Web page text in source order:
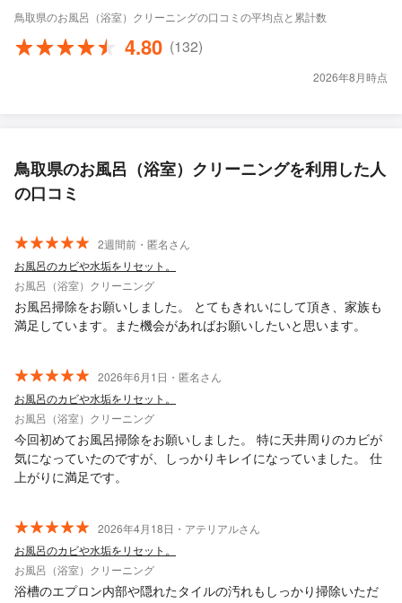
鳥取県のお風呂（浴室）クリーニングの口コミの平均点と累計数
4.80 (132)
2026年8月時点
鳥取県のお風呂（浴室）クリーニングを利用した人
の口コミ
2週間前・匿名さん
お風呂のカビや水垢をリセット。
お風呂（浴室）クリーニング
お風呂掃除をお願いしました。 とてもきれいにして頂き、家族も
満足しています。また機会があればお願いしたいと思います。
2026年6月1日・匿名さん
お風呂のカビや水垢をリセット。
お風呂（浴室）クリーニング
今回初めてお風呂掃除をお願いしました。 特に天井周りのカビが
気になっていたのですが、しっかりキレイになっていました。 仕
上がりに満足です。
2026年4月18日・アテリアルさん
お風呂のカビや水垢をリセット。
お風呂（浴室）クリーニング
浴槽のエプロン内部や隠れたタイルの汚れもしっかり掃除いただ